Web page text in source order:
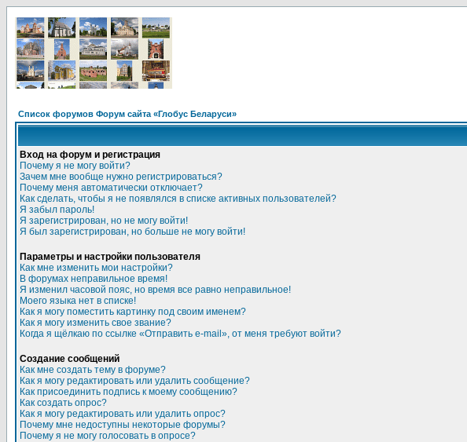
Список форумов Форум сайта «Глобус Беларуси»
Вход на форум и регистрация
Почему я не могу войти?
Зачем мне вообще нужно регистрироваться?
Почему меня автоматически отключает?
Как сделать, чтобы я не появлялся в списке активных пользователей?
Я забыл пароль!
Я зарегистрирован, но не могу войти!
Я был зарегистрирован, но больше не могу войти!
Параметры и настройки пользователя
Как мне изменить мои настройки?
В форумах неправильное время!
Я изменил часовой пояс, но время все равно неправильное!
Моего языка нет в списке!
Как я могу поместить картинку под своим именем?
Как я могу изменить свое звание?
Когда я щёлкаю по ссылке «Отправить e-mail», от меня требуют войти?
Создание сообщений
Как мне создать тему в форуме?
Как я могу редактировать или удалить сообщение?
Как присоединить подпись к моему сообщению?
Как создать опрос?
Как я могу редактировать или удалить опрос?
Почему мне недоступны некоторые форумы?
Почему я не могу голосовать в опросе?